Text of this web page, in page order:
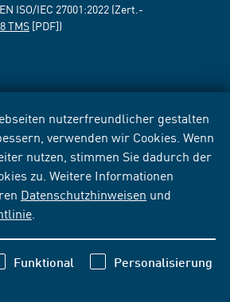
nutzerfreundlicher gestalten
verwenden wir Cookies. Wenn
nutzen, stimmen Sie dadurch der
zu. Weitere Informationen
Datenschutzhinweisen und
Funktional Personalisierung
ISO/IEC 27001:2022 (Zert.-
TMS[PDF])